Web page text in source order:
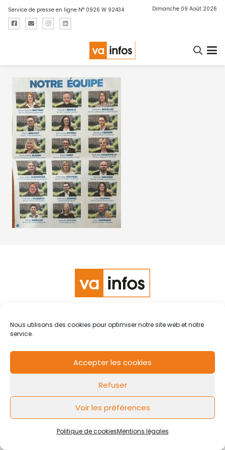
Nous utilisons des cookies pour optimiser notre site web et notre
service.
Accepter les cookies
Refuser
Voir les préférences
Politique de cookiesMentions légales
Service de presse en ligne N° 0926 W 92434 Dimanche 09 Août 2026
Contact
Mentions légales Politique de cookies Design by